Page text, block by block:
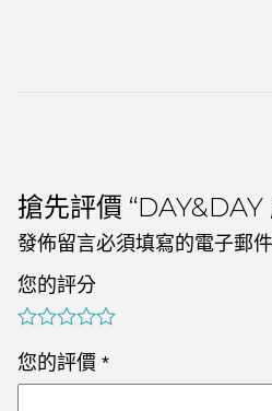
搶先評價
發佈留言必須填寫的電子郵
您的評分
您的評價 *